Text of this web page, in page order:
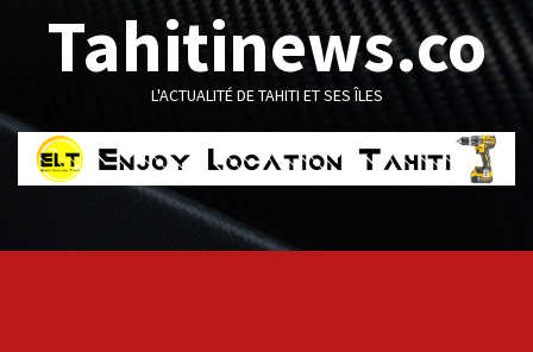
Tahitinews.co
L'ACTUALITÉ DE TAHITI ET SES ÎLES